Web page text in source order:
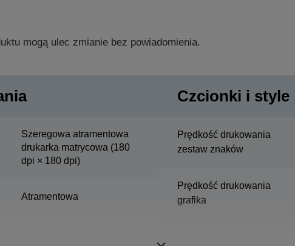
mogą ulec zmianie bez powiadomienia.
Szeregowa atramentowa
drukarka matrycowa (180
dpi × 180 dpi)
Atramentowa
Czcionki i style
Prędkość drukowania
zestaw znaków
Prędkość drukowania
grafika